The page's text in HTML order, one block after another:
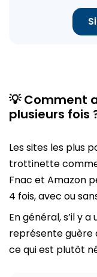
💡 Comment
plusieurs fois
Les sites les plus
trottinette comme
Fnac et Amazon
4 fois, avec ou
En général, s’il y
représente guère
ce qui est plutôt